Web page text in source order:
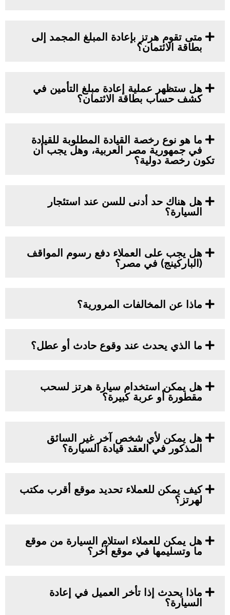
متى تقوم هرتز بإعادة المبلغ المجمد إلى
بطاقة الائتمان؟
هل ستظهر عملية إعادة مبلغ التأمين في
كشف حساب بطاقة الائتمان؟
ما هو نوع رخصة القيادة المطلوبة للقيادة
في جمهورية مصر العربية، وهل يجب أن
تكون رخصة دولية؟
هل هناك حد أدنى للسن عند استئجار
السيارة؟
هل يجب على العملاء دفع رسوم المواقف
(الباركينج) في مصر؟
ماذا عن المخالفات المرورية؟
ما الذي يحدث عند وقوع حادث أو عطل؟
هل يمكن استخدام سيارة هرتز لسحب
مقطورة أو عربة كبيرة؟
هل يمكن لأي شخص آخر غير السائق
المذكور في العقد قيادة السيارة؟
كيف يمكن للعملاء تحديد موقع أقرب مكتب
لهرتز؟
هل يمكن للعملاء استلام السيارة من موقع
ما وتسليمها في موقع آخر؟
ماذا يحدث إذا تأخر العميل في إعادة
السيارة؟